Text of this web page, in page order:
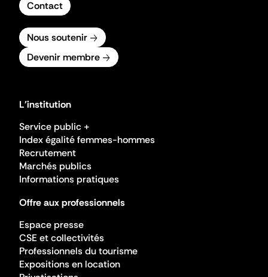
Contact
Nous soutenir
Devenir membre
L'institution
Service public +
Index égalité femmes-hommes
Recrutement
Marchés publics
Informations pratiques
Offre aux professionnels
Espace presse
CSE et collectivités
Professionnels du tourisme
Expositions en location